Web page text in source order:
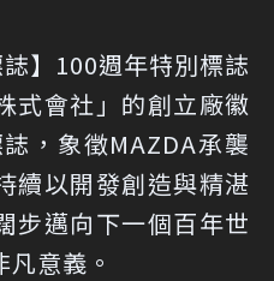
】100週年特別標誌
式會社」的創立廠徽
，象徵MAZDA承襲
續以開發創造與精湛
步邁向下一個百年世
意義。